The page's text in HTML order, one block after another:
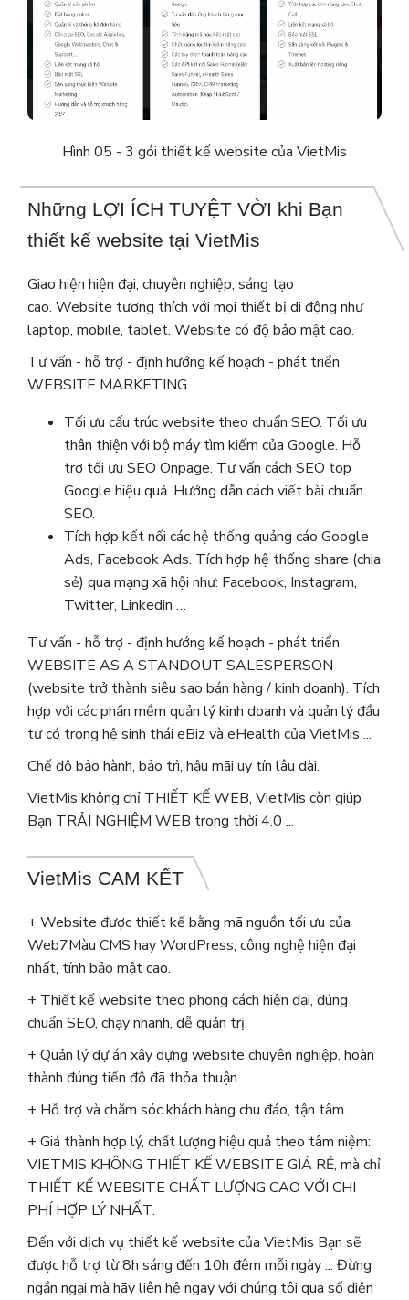
Hình 05 - 3 gói thiết kế website của VietMis
Những LỢI ÍCH TUYỆT VỜI khi Bạn
thiết kế website tại VietMis
Giao hiện hiện đại, chuyên nghiệp, sáng tạo
cao. Website tương thích với mọi thiết bị di động như
laptop, mobile, tablet. Website có độ bảo mật cao.
Tư vấn - hỗ trợ - định hướng kế hoạch - phát triển
WEBSITE MARKETING
Tối ưu cấu trúc website theo chuẩn SEO. Tối ưu
thân thiện với bộ máy tìm kiếm của Google. Hỗ
trợ tối ưu SEO Onpage. Tư vấn cách SEO top
Google hiệu quả. Hướng dẫn cách viết bài chuẩn
SEO.
Tích hợp kết nối các hệ thống quảng cáo Google
Ads, Facebook Ads. Tích hợp hệ thống share (chia
sẻ) qua mạng xã hội như: Facebook, Instagram,
Twitter, Linkedin …
Tư vấn - hỗ trợ - định hướng kế hoạch - phát triển
WEBSITE AS A STANDOUT SALESPERSON
(website trở thành siêu sao bán hàng / kinh doanh). Tích
hợp với các phần mềm quản lý kinh doanh và quản lý đầu
tư có trong hệ sinh thái eBiz và eHealth của VietMis ...
Chế độ bảo hành, bảo trì, hậu mãi uy tín lâu dài.
VietMis không chỉ THIẾT KẾ WEB, VietMis còn giúp
Bạn TRẢI NGHIỆM WEB trong thời 4.0 ...
VietMis CAM KẾT
+ Website được thiết kế bằng mã nguồn tối ưu của
Web7Màu CMS hay WordPress, công nghệ hiện đại
nhất, tính bảo mật cao.
+ Thiết kế website theo phong cách hiện đại, đúng
chuẩn SEO, chạy nhanh, dễ quản trị.
+ Quản lý dự án xây dựng website chuyên nghiệp, hoàn
thành đúng tiến độ đã thỏa thuận.
+ Hỗ trợ và chăm sóc khách hàng chu đáo, tận tâm.
+ Giá thành hợp lý, chất lượng hiệu quả theo tâm niệm:
VIETMIS KHÔNG THIẾT KẾ WEBSITE GIÁ RẺ, mà chỉ
THIẾT KẾ WEBSITE CHẤT LƯỢNG CAO VỚI CHI
PHÍ HỢP LÝ NHẤT.
Đến với dịch vụ thiết kế website của VietMis Bạn sẽ
được hỗ trợ từ 8h sáng đến 10h đêm mỗi ngày ... Đừng
ngần ngại mà hãy liên hệ ngay với chúng tôi qua số điện